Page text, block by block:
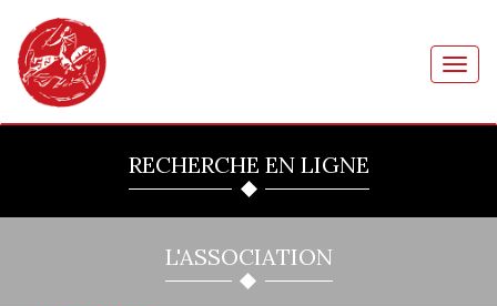
RECHERCHE EN LIGNE
L'ASSOCIATION